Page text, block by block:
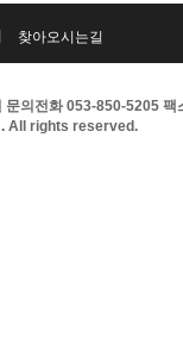
찾아오시는길
문의전화 053-850-5205
. All rights reserved.